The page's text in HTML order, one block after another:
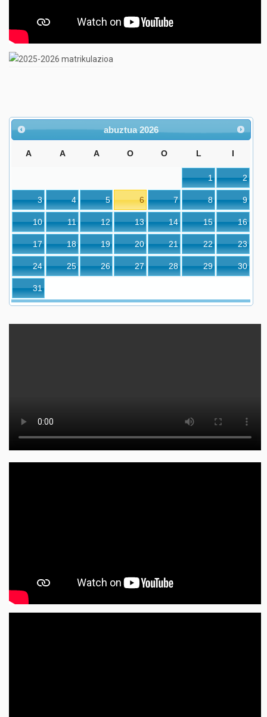
abuztua 2026
A A A O O L I
1 2
3 4 5 6 7 8 9
10 11 12 13 14 15 16
17 18 19 20 21 22 23
24 25 26 27 28 29 30
31